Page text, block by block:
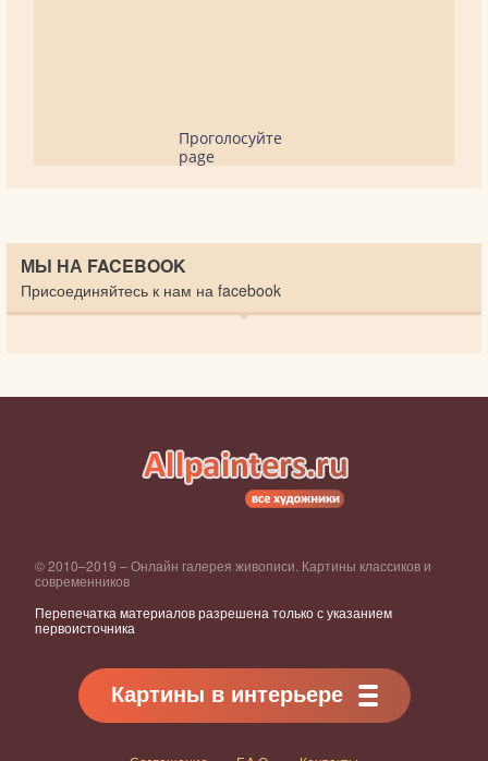
Проголосуйте
page
МЫ НА FACEBOOK
Присоединяйтесь к нам на facebook
© 2010–2019 – Онлайн галерея живописи. Картины классиков и
современников
Перепечатка материалов разрешена только с указанием
первоисточника
Картины в интерьере